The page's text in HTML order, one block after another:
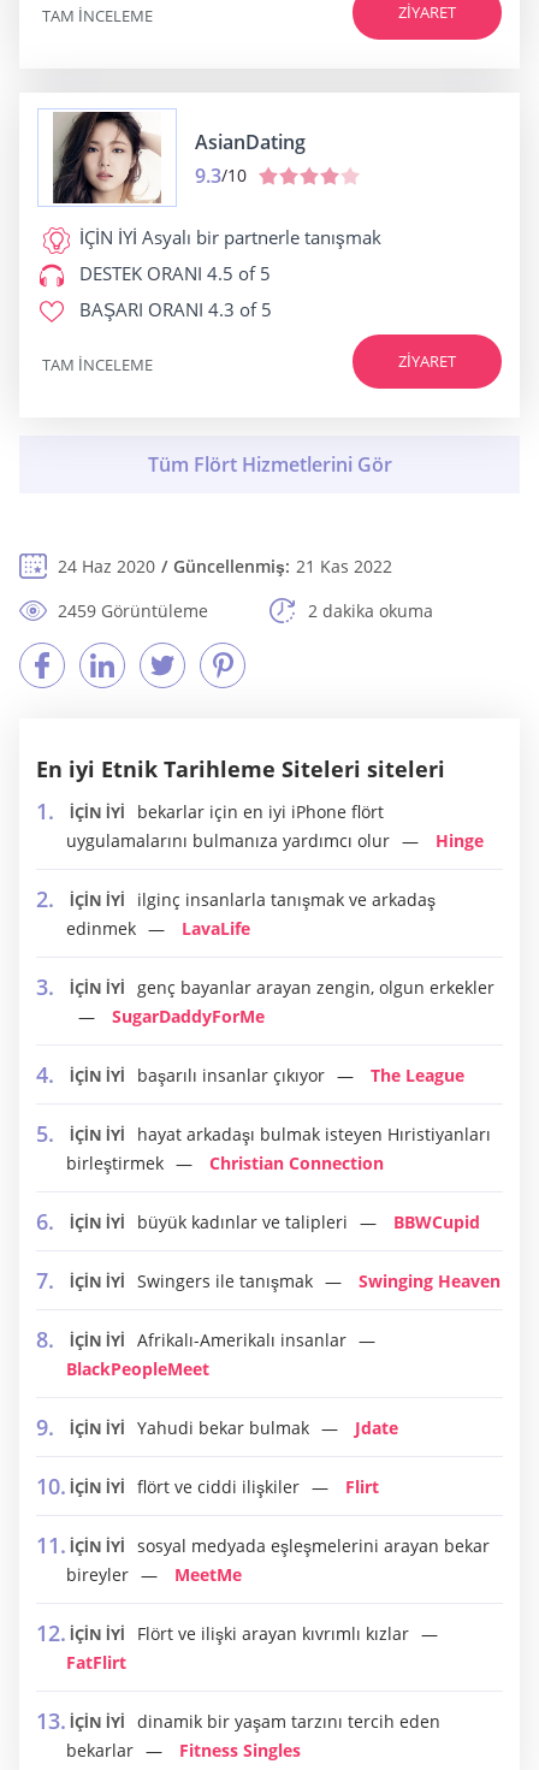
ZIYARET
TAM INCELEME
AsianDating
9.3/10
İÇİN İYİ Asyalı bir partnerle tanışmak
DESTEK ORANI 4.5 of 5
BAŞARI ORANI 4.3 of 5
ZIYARET
TAM INCELEME
24 Haz 2020 Güncellenmiş: 21 Kas 2022
2459 Görüntüleme
2 dakika okuma
En iyi Etnik Tarihleme Siteleri siteleri
İÇİN İYİ
bekarlar için en iyi iPhone flört
uygulamalarını bulmanıza yardımcı olur
Hinge
İÇİN İYİ
ilginç insanlarla tanışmak ve arkadaş
edinmek
LavaLife
İÇİN İYİ
genç bayanlar arayan zengin, olgun erkekler
SugarDaddyForMe
İÇİN İYİ başarılı insanlar çıkıyor The League
İÇİN İYİ
hayat arkadaşı bulmak isteyen Hıristiyanları
birleştirmek
Christian Connection
İÇİN İYİ büyük kadınlar ve talipleri BBWCupid
İÇİN İYİ Swingers ile tanışmak Swinging Heaven
İÇİN İYİ
Afrikalı-Amerikalı insanlar
BlackPeopleMeet
İÇİN İYİ Yahudi bekar bulmak Jdate
İÇİN İYİ flört ve ciddi ilişkiler Flirt
İÇİN İYİ
sosyal medyada eşleşmelerini arayan bekar
bireyler
MeetMe
İÇİN İYİ
Flört ve ilişki arayan kıvrımlı kızlar
FatFlirt
İÇİN İYİ
dinamik bir yaşam tarzını tercih eden
bekarlar
Fitness Singles